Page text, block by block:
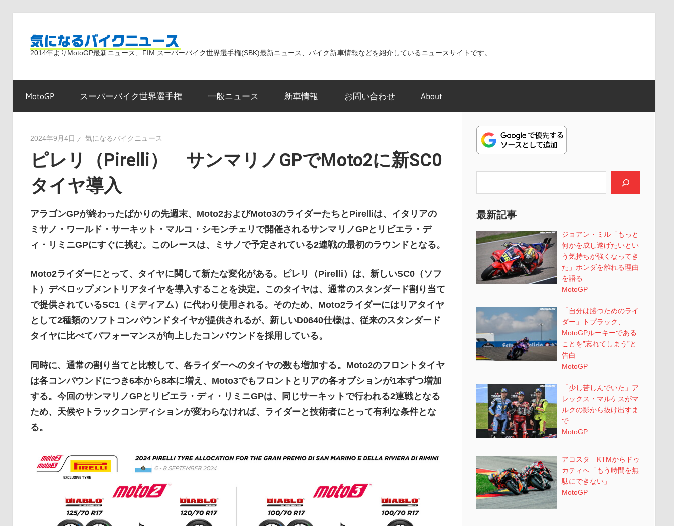
気
に
る
バ
イ
ク
ニ
ュ
ー
2014年よりMotoGP最新ニュース、FIM スーパーバイク世界選手権(SBK)最新ニュース、バイク新車情報などを紹介しているニュースサイトです。
MotoGP スーパーバイク世界選手権 一般ニュース 新車情報 お問い合わせ About
2024年9月4日 気になるバイクニュース
ピレリ（Pirelli） サンマリノGPでMoto2に新SC0
タイヤ導入
アラゴンGPが終わったばかりの先週末、Moto2およびMoto3のライダーたちとPirelliは、イタリアの
ミサノ・ワールド・サーキット・マルコ・シモンチェリで開催されるサンマリノGPとリビエラ・デ
ィ・リミニGPにすぐに挑む。このレースは、ミサノで予定されている2連戦の最初のラウンドとなる。
Moto2ライダーにとって、タイヤに関して新たな変化がある。ピレリ（Pirelli）は、新しいSC0（ソフ
ト）デベロップメントリアタイヤを導入することを決定。このタイヤは、通常のスタンダード割り当て
で提供されているSC1（ミディアム）に代わり使用される。そのため、Moto2ライダーにはリアタイヤ
として2種類のソフトコンパウンドタイヤが提供されるが、新しいD0640仕様は、従来のスタンダード
タイヤに比べてパフォーマンスが向上したコンパウンドを採用している。
同時に、通常の割り当てと比較して、各ライダーへのタイヤの数も増加する。Moto2のフロントタイヤ
は各コンパウンドにつき6本から8本に増え、Moto3でもフロントとリアの各オプションが1本ずつ増加
する。今回のサンマリノGPとリビエラ・ディ・リミニGPは、同じサーキットで行われる2連戦となる
ため、天候やトラックコンディションが変わらなければ、ライダーと技術者にとって有利な条件とな
る。
最新記事
ジョアン・ミル「もっと
何かを成し遂げたいとい
う気持ちが強くなってき
た」ホンダを離れる理由
を語る
MotoGP
「自分は勝つためのライ
ダー」トプラック、
MotoGPルーキーである
ことを”忘れてしまう”と
告白
MotoGP
「少し苦しんでいた」ア
レックス・マルケスがマ
ルクの影から抜け出すま
で
MotoGP
アコスタ KTMからドゥ
カティへ「もう時間を無
駄にできない」
MotoGP